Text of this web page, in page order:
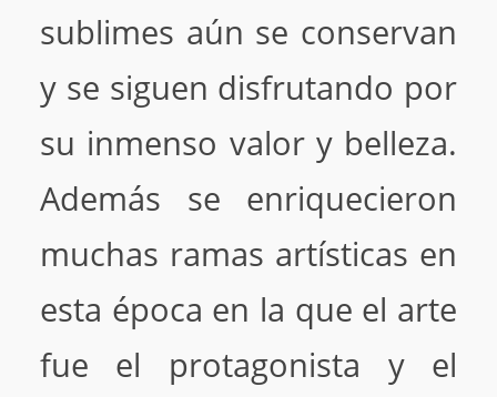
sublimes aún se conservan
y se siguen disfrutando por
su inmenso valor y belleza.
Además se enriquecieron
muchas ramas artísticas en
esta época en la que el arte
fue el protagonista y el